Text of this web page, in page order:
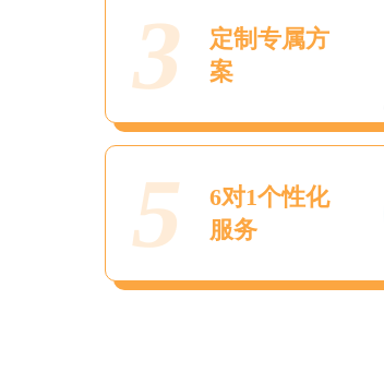
3
定制专属方
案
5
6对1个性化
服务